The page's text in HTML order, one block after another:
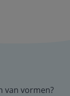
van vormen?